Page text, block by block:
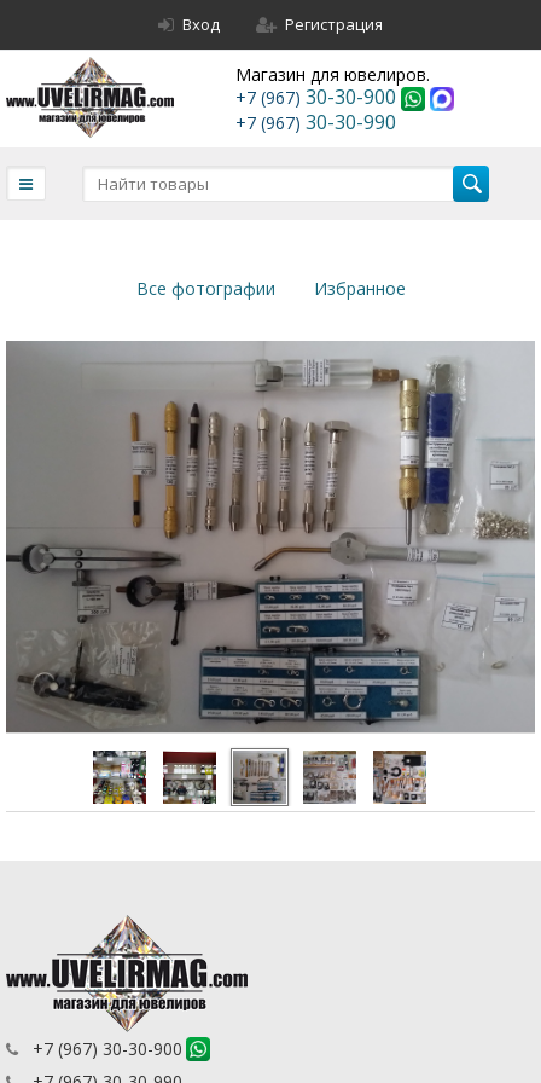
Вход Регистрация
Магазин для ювелиров.
+7 (967) 30-30-900
+7 (967) 30-30-990
Все фотографии Избранное
+7 (967) 30-30-900